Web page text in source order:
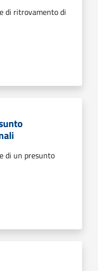
di ritrovamento di
di un presunto